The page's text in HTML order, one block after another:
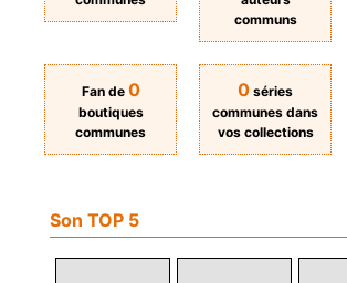
communs
Fan de 0
boutiques
communes
0 séries
communes dans
vos collections
Son TOP 5